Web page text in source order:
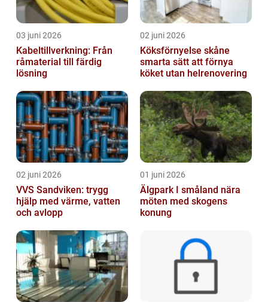
03 juni 2026
Kabeltillverkning: Från
råmaterial till färdig
lösning
02 juni 2026
Köksförnyelse skåne
smarta sätt att förnya
köket utan helrenovering
02 juni 2026
VVS Sandviken: trygg
hjälp med värme, vatten
och avlopp
01 juni 2026
Älgpark I småland nära
möten med skogens
konung